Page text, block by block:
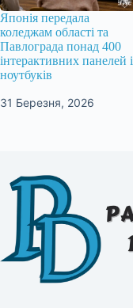
Японія передала
коледжам області та
Павлограда понад 400
інтерактивних панелей і
ноутбуків
31 Березня, 2026